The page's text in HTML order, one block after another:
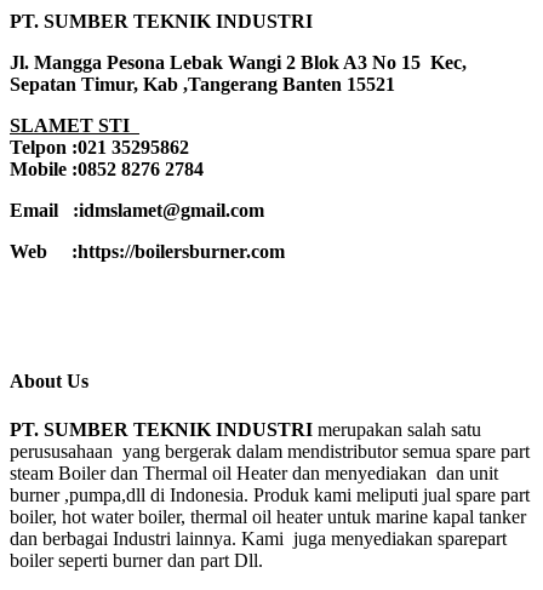
PT. SUMBER TEKNIK INDUSTRI
Jl. Mangga Pesona Lebak Wangi 2 Blok A3 No 15 Kec,
Sepatan Timur, Kab ,Tangerang Banten 15521
SLAMET STI
Telpon :021 35295862
Mobile :0852 8276 2784
Email :idmslamet@gmail.com
Web :https://boilersburner.com
About Us
PT. SUMBER TEKNIK INDUSTRI merupakan salah satu
perususahaan yang bergerak dalam mendistributor semua spare part
steam Boiler dan Thermal oil Heater dan menyediakan dan unit
burner ,pumpa,dll di Indonesia. Produk kami meliputi jual spare part
boiler, hot water boiler, thermal oil heater untuk marine kapal tanker
dan berbagai Industri lainnya. Kami juga menyediakan sparepart
boiler seperti burner dan part Dll.